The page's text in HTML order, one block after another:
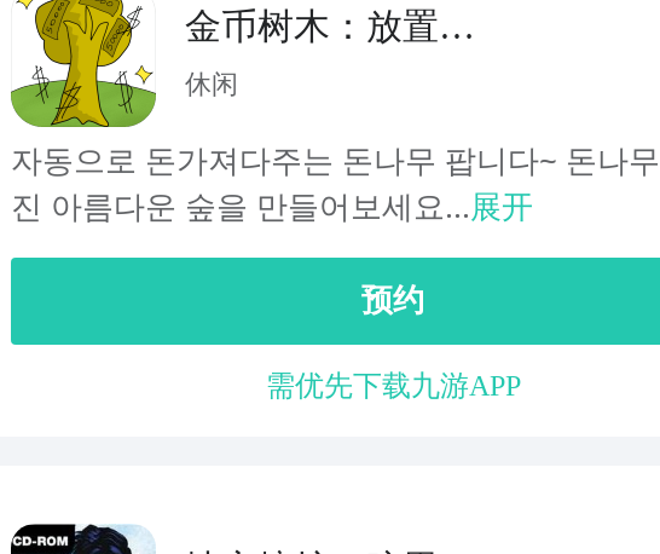
金币树木：放置类
游戏
休闲
자동으로 돈가져다주는 돈나무 팝니다~ 돈나
진 아름다운 숲을 만들어보세요...展开
预约
需优先下载九游APP